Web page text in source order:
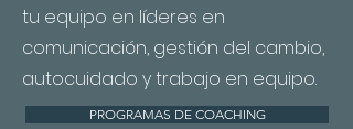
tu equipo en líderes en
comunicación, gestión del cambio,
autocuidado y trabajo en equipo.
PROGRAMAS DE COACHING